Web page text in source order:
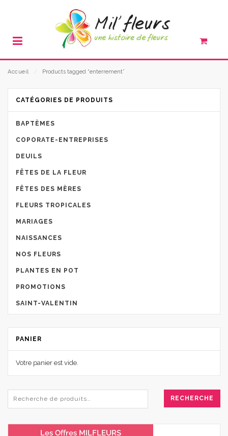
Accueil Products tagged “enterrement”
CATÉGORIES DE PRODUITS
BAPTÈMES
COPORATE-ENTREPRISES
DEUILS
FÊTES DE LA FLEUR
FÊTES DES MÈRES
FLEURS TROPICALES
MARIAGES
NAISSANCES
NOS FLEURS
PLANTES EN POT
PROMOTIONS
SAINT-VALENTIN
PANIER
Votre panier est vide.
RECHERCHE